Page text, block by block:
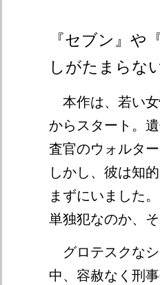
『セブン』や
しがたまらな
本作は、若い女
からスタート。
査官のウォルタ
しかし、彼は知
まずにいました
単独犯なのか、
グロテスクなシ
中、容赦なく刑